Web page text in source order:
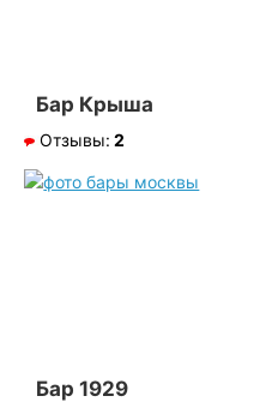
Бар Крыша
Отзывы: 2
Бар 1929